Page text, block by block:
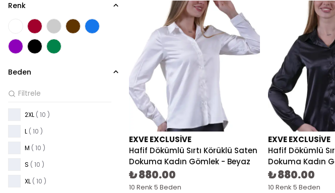
Renk
Beden
2XL ( 10 )
L ( 10 )
M ( 10 )
S ( 10 )
XL ( 10 )
EXVE EXCLUSIVE
Hafif Dökümlü Sırtı Körüklü Saten
Dokuma Kadın Gömlek - Beyaz
₺ 880.00
10 Renk 5 Beden
EXVE EXCLUSIVE
Hafif Dökümlü
Dokuma Kadın
₺ 880.00
10 Renk 5 Beden